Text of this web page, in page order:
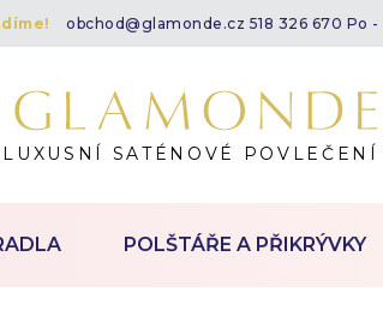
obchod@glamonde.cz 518 326 670 Po
LUXUSNÍ SATÉNOVÉ POVLEČENÍ
POLŠTÁŘE A PŘIKRÝVKY